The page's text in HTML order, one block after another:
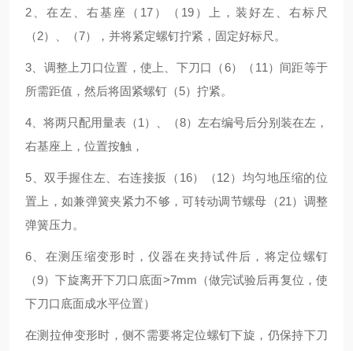
2 、在左、右基座（ 17 ）（ 19 ）上，装好左、右标尺
（2）、（7），并将紧定螺钉拧紧，固定好标尺。
3 、调整上刀口位置，使上、下刀口（6）（ 11 ）间距等于
所需距值，然后将固紧螺钉（5）拧紧。
4 、将两只配用量表（1 ）、（8）左右编号后分别装在左，
右基座上，位置按触，
5 、双手握住左、右连接扳（ 16）（12）均匀地压缩的位
置上，如兼弹簧夹紧力不够，可转动调节螺母（21 ）调整
弹簧压力。
6 、在测压缩变形时，仪器在夹持试件后，将定位螺钉
（9）下旋离开下刀口底面>7mm （做完试验后再复位，使
下刀口底面成水平位置）
在测拉伸变形时，侧不需要将定位螺钉下旋，仍保持下刀